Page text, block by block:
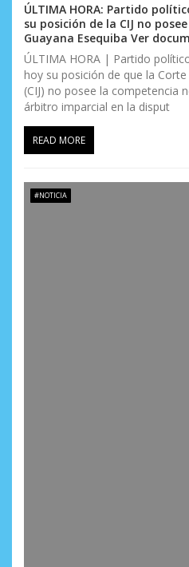
ÚLTIMA HORA: Partido
su posición de la CIJ no
Guayana Esequiba Ver
ÚLTIMA HORA | Partido
hoy su posición de que la
(CIJ) no posee la competencia
árbitro imparcial en la disput
READ MORE
#NOTICIA